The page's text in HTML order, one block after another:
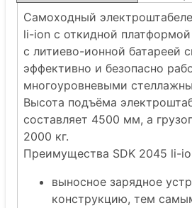
Самоходный
li-ion с откидной
с литиево-ионной батареей
эффективно и безопасно
многоуровневыми
Высота подъёма
составляет 4500 мм, а
2000 кг.
Преимущества SDK 2045 li-
выносное зарядное
конструкцию, тем